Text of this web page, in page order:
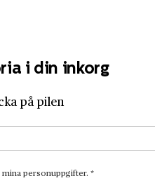
i din inkorg
på pilen